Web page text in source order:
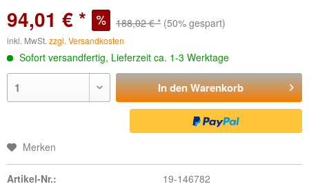
94,01 € * 188,02 € * (50% gespart)
inkl. MwSt. zzgl. Versandkosten
Sofort versandfertig, Lieferzeit ca. 1-3 Werktage
In denWarenkorb
Merken
Artikel-Nr.: 19-146782